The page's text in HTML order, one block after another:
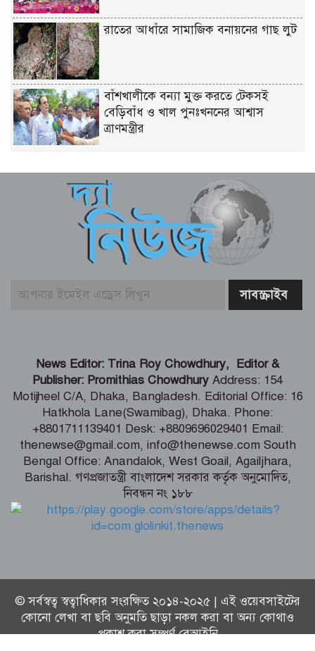
রাতের আধাঁরে সামাজিক বনায়নের গাছ লুট
বাঁশখালীকে বন্যা মুক্ত করতে টেকসই
বেড়িবাঁধ ও খাল পুনঃখননের আশ্বাস
ত্রাণমন্ত্রীর
প্রভাব না ফেলে: প্রধানমন্ত্রী
ফের গ্রেফতার তনু হত্যায় সাবেক সেনাসদস্য
হাফিজুর রহমান
বাজার সিন্ডিকেট ও মজুতদারি করলেই
গণঅভ্যুত্থানের সঙ্গে প্রথম বেইমানি করেছেন
জামায়াত আমির – রাশেদ খান
সাড়ে ৬ বছরে মোটরসাইকেল দুর্ঘটনায় নিহত
১৫ হাজার ৭১২ জন
বেনাপোল পৌরসভায় যুবদল নেতা ইমদাদুল
হক ইমদাদের গণসংযোগ ও মতবিনিময়
News Editor: Trina Roy Chowdhury, Editor &
Publisher: Promithias Chowdhury Address: 154
Motijheel C/A, Dhaka, Bangladesh. Editorial Office: 16
Hatkhola Lane(Swamibag), Dhaka. Phone:
+8801711139401 Desk: +8809696029401 Email:
thenewse@gmail.com, info@thenewse.com South
Bengal Office: Anandalok, West Goail, Agailjhara,
Barishal. গণপ্রজাতন্ত্রী বাংলাদেশ সরকার কর্তৃক অনুমোদিত,
নিবন্ধন নং ১৮৮
© সর্বস্বত্ব স্বত্বাধিকার সংরক্ষিত ২০১৪-২০২৫ | এই ওয়েবসাইটের
কোনো লেখা বা ছবি অনুমতি ছাড়া নকল করা বা অন্য কোথাও
প্রকাশ করা সম্পূর্ণ বেআইনি